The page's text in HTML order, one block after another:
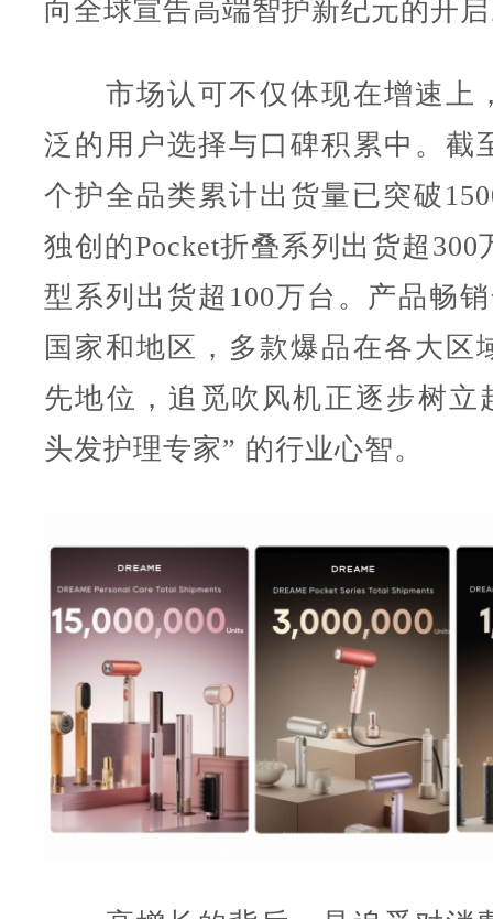
向全球宣告高端智护新纪元的开
市场认可不仅体现在增速上
泛的用户选择与口碑积累中。截
个护全品类累计出货量已突破
独创的Pocket折叠系列出货超300
型系列出货超100万台。产品畅
国家和地区，多款爆品在各大区
先地位，追觅吹风机正逐步树立
头发护理专家” 的行业心智。